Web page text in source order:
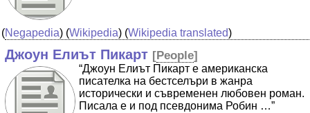
(Negapedia) (Wikipedia) (Wikipedia translated)
Джоун Елиът Пикарт [People]
“Джоун Елиът Пикарт е американска
писателка на бестселъри в жанра
исторически и съвременен любовен роман.
Писала е и под псевдонима Робин …”